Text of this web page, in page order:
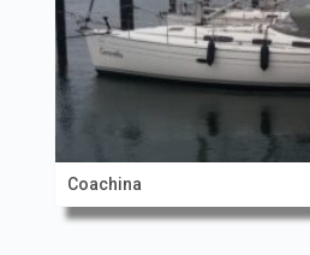
Coachina